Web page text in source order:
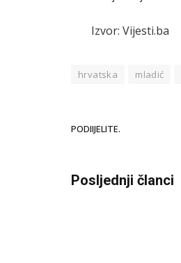
Izvor: Vijesti.ba
hrvatska mladić
PODIIJELITE.
Posljednji članci